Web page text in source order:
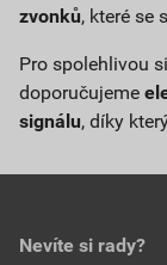
zvonků, které se
Pro spolehlivou
doporučujeme
signálu, díky
Nevíte si rady?